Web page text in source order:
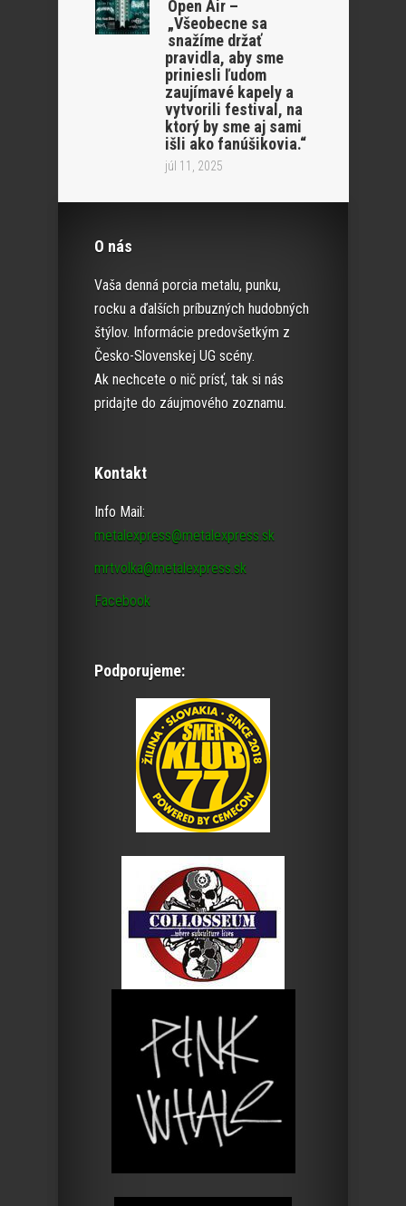
Open Air –
„Všeobecne sa
snažíme držať
pravidla, aby sme
priniesli ľudom
zaujímavé kapely a
vytvorili festival, na
ktorý by sme aj sami
išli ako fanúšikovia.“
júl 11, 2025
O nás
Vaša denná porcia metalu, punku,
rocku a ďalších príbuzných hudobných
štýlov. Informácie predovšetkým z
Česko-Slovenskej UG scény.
Ak nechcete o nič prísť, tak si nás
pridajte do záujmového zoznamu.
Kontakt
Info Mail:
metalexpress@metalexpress.sk
mrtvolka@metalexpress.sk
Facebook
Podporujeme: